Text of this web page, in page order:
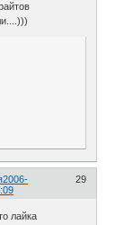
29
2006-
лайка